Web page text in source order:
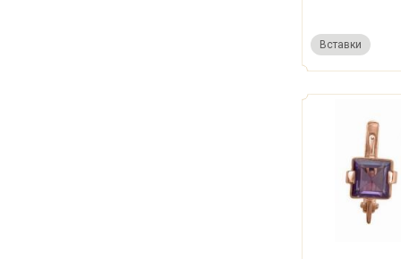
Вставки